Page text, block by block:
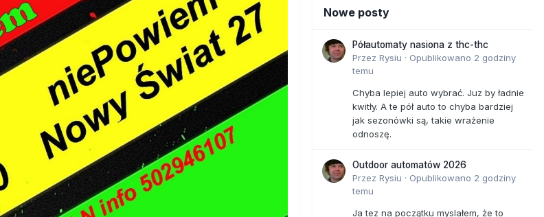
Nowe posty
Półautomaty nasiona z thc-thc
Przez Rysiu · Opublikowano 2 godziny
temu
Chyba lepiej auto wybrać. Juz by ładnie
kwitły. A te pół auto to chyba bardziej
jak sezonówki są, takie wrażenie
odnoszę.
Outdoor automatów 2026
Przez Rysiu · Opublikowano 2 godziny
temu
Ja tez na początku myslałem, że to